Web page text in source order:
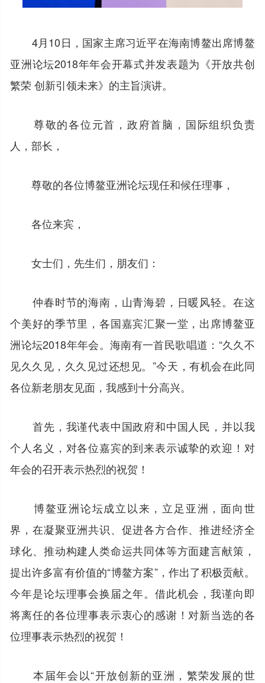
4月10日，国家主席习近平在海南博鳌出席博鳌
亚洲论坛2018年年会开幕式并发表题为《开放共创
繁荣 创新引领未来》的主旨演讲。
尊敬的各位元首，政府首脑，国际组织负责
人，部长，
尊敬的各位博鳌亚洲论坛现任和候任理事，
各位来宾，
女士们，先生们，朋友们：
仲春时节的海南，山青海碧，日暖风轻。在这
个美好的季节里，各国嘉宾汇聚一堂，出席博鳌亚
洲论坛2018年年会。海南有一首民歌唱道：“久久不
见久久见，久久见过还想见。”今天，有机会在此同
各位新老朋友见面，我感到十分高兴。
首先，我谨代表中国政府和中国人民，并以我
个人名义，对各位嘉宾的到来表示诚挚的欢迎！对
年会的召开表示热烈的祝贺！
博鳌亚洲论坛成立以来，立足亚洲，面向世
界，在凝聚亚洲共识、促进各方合作、推进经济全
球化、推动构建人类命运共同体等方面建言献策，
提出许多富有价值的“博鳌方案”，作出了积极贡献。
今年是论坛理事会换届之年。借此机会，我谨向即
将离任的各位理事表示衷心的感谢！对新当选的各
位理事表示热烈的祝贺！
本届年会以“开放创新的亚洲，繁荣发展的世